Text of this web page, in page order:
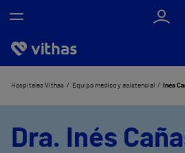
Nosotros
Hospitales Vithas Equipo médico y asistencial Inés
Dra. Inés